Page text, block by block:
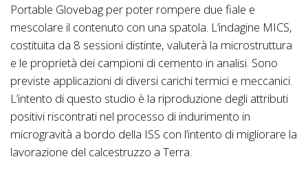
Portable Glovebag per poter rompere due fiale e
mescolare il contenuto con una spatola. L’indagine MICS,
costituita da 8 sessioni distinte, valuterà la microstruttura
e le proprietà dei campioni di cemento in analisi. Sono
previste applicazioni di diversi carichi termici e meccanici.
L’intento di questo studio è la riproduzione degli attributi
positivi riscontrati nel processo di indurimento in
microgravità a bordo della ISS con l’intento di migliorare la
lavorazione del calcestruzzo a Terra.